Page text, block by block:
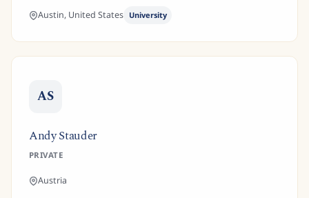
Austin, United States University
AS
Andy Stauder
PRIVATE
Austria